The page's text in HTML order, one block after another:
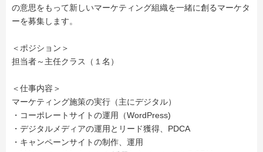
の意思をもって新しいマーケティング組織を一緒に創るマーケタ
ーを募集します。
＜ポジション＞
担当者～主任クラス（１名）
＜仕事内容＞
マーケティング施策の実行（主にデジタル）
・コーポレートサイトの運用（WordPress)
・デジタルメディアの運用とリード獲得、PDCA
・キャンペーンサイトの制作、運用